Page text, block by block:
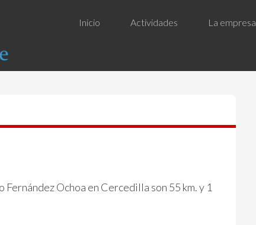
Inicio Actividades La empresa
Ochoa en Cercedilla son 55 km. y 1